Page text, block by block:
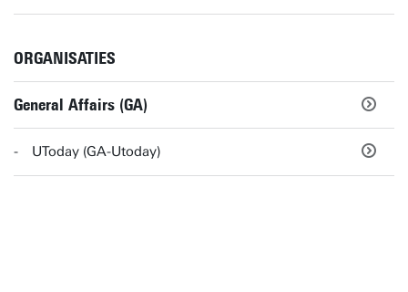
ORGANISATIES
General Affairs (GA)
UToday (GA-Utoday)